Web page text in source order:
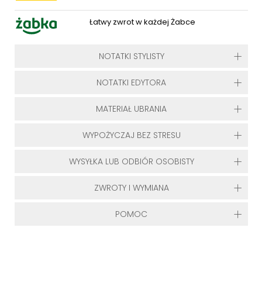
Łatwy zwrot w każdej Żabce
NOTATKI STYLISTY
NOTATKI EDYTORA
MATERIAŁ UBRANIA
WYPOŻYCZAJ BEZ STRESU
WYSYŁKA LUB ODBIÓR OSOBISTY
ZWROTY I WYMIANA
POMOC